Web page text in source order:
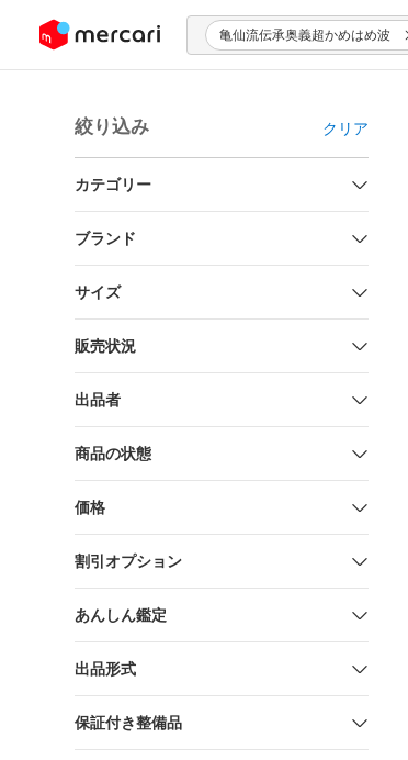
ツにスキップ 亀仙流伝承奥義超かめはめ波
絞り込み クリア
カテゴリー
ブランド
サイズ
販売状況
出品者
商品の状態
価格
割引オプション
あんしん鑑定
出品形式
保証付き整備品